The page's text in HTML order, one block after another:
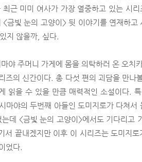
근 미미 여사가 가장 열중하고 있는 시
빛 눈의 고양이> 뒷 이야기를 연재하고
지 않을까, 싶다.
야 주머니 가게에 몸을 의탁하러 온 오치
즈의 신간이다. 총 다섯 편의 괴담을 만나
읽을 수 있을 만큼 매력적인 소설이다.
마야의 두번째 아들인 도미지로가 다쳐서
데 <금빛 눈의 고양이>에서도 기다리고
서 끝내겠지만 이후 이 시리즈는 도미지
었다.